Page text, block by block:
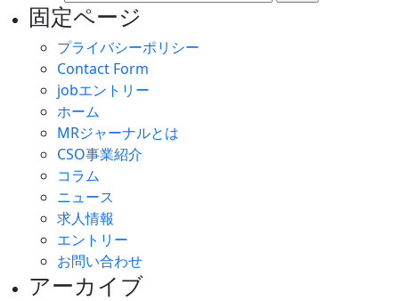
固定ページ
プライバシーポリシー
Contact Form
jobエントリー
ホーム
MRジャーナルとは
CSO事業紹介
コラム
ニュース
求人情報
エントリー
お問い合わせ
アーカイブ